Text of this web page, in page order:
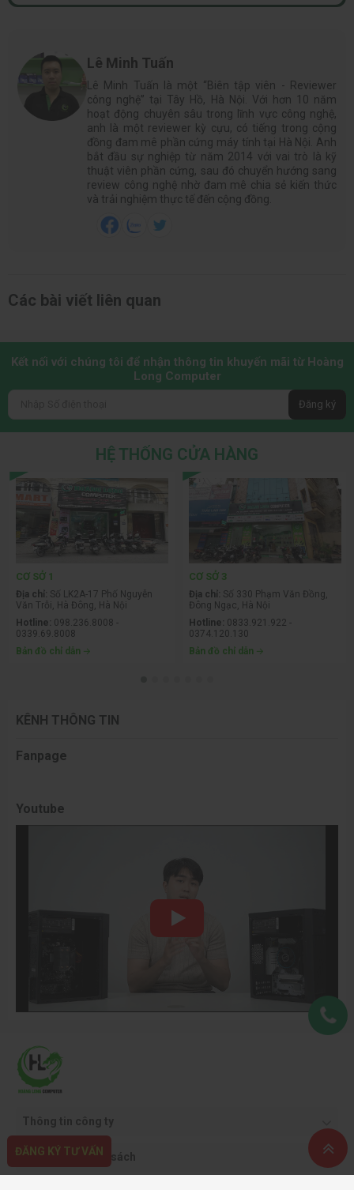
Lê Minh Tuấn
Lê Minh Tuấn là một “Biên tập viên - Reviewer
công nghệ” tại Tây Hồ, Hà Nội. Với hơn 10 năm
hoạt động chuyên sâu trong lĩnh vực công nghệ,
anh là một reviewer kỳ cựu, có tiếng trong cộng
đồng đam mê phần cứng máy tính tại Hà Nội. Anh
bắt đầu sự nghiệp từ năm 2014 với vai trò là kỹ
thuật viên phần cứng, sau đó chuyển hướng sang
review công nghệ nhờ đam mê chia sẻ kiến thức
và trải nghiệm thực tế đến cộng đồng.
Các bài viết liên quan
Kết nối với chúng tôi để nhận thông tin khuyến mãi từ Hoàng
Long Computer
Đăng ký
HỆ THỐNG CỬA HÀNG
CƠ SỞ 1
Địa chỉ: Số LK2A-17 Phố Nguyễn
Văn Trỗi, Hà Đông, Hà Nội
Hotline: 098.236.8008 -
0339.69.8008
Bản đồ chỉ dẫn
CƠ SỞ 3
Địa chỉ: Số 330 Phạm Văn Đồng,
Đông Ngạc, Hà Nội
Hotline: 0833.921.922 -
0374.120.130
Bản đồ chỉ dẫn
KÊNH THÔNG TIN
Fanpage
Youtube
Thông tin công ty
Quy định & chính sách
ĐĂNG KÝ TƯ VẤN